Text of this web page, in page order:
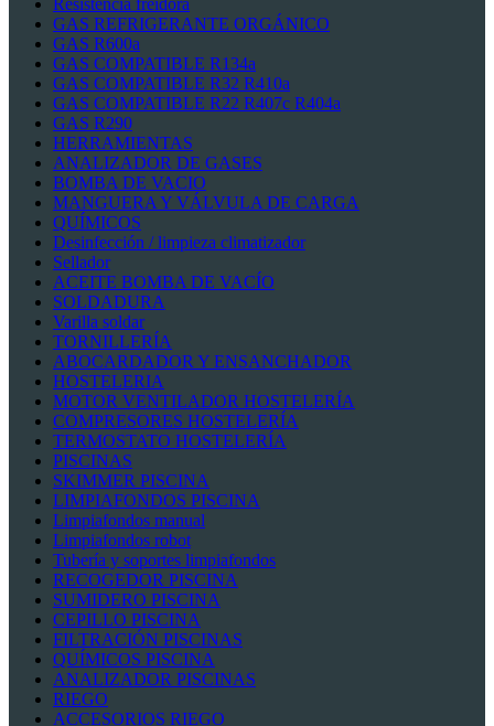
Resistencia freidora
GAS REFRIGERANTE ORGÁNICO
GAS R600a
GAS COMPATIBLE R134a
GAS COMPATIBLE R32 R410a
GAS COMPATIBLE R22 R407c R404a
GAS R290
HERRAMIENTAS
ANALIZADOR DE GASES
BOMBA DE VACIO
MANGUERA Y VÁLVULA DE CARGA
QUÍMICOS
Desinfección / limpieza climatizador
Sellador
ACEITE BOMBA DE VACÍO
SOLDADURA
Varilla soldar
TORNILLERÍA
ABOCARDADOR Y ENSANCHADOR
HOSTELERIA
MOTOR VENTILADOR HOSTELERÍA
COMPRESORES HOSTELERÍA
TERMOSTATO HOSTELERÍA
PISCINAS
SKIMMER PISCINA
LIMPIAFONDOS PISCINA
Limpiafondos manual
Limpiafondos robot
Tubería y soportes limpiafondos
RECOGEDOR PISCINA
SUMIDERO PISCINA
CEPILLO PISCINA
FILTRACIÓN PISCINAS
QUÍMICOS PISCINA
ANALIZADOR PISCINAS
RIEGO
ACCESORIOS RIEGO